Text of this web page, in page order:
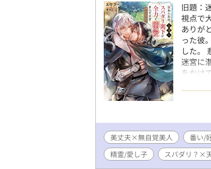
旧題：
視点で
ありが
った彼
した。
迷宮に
をかけ
界で
可能。
所が
ンな
美丈夫×無自覚美人 番い/
精霊/愛し子
スパダリ？×